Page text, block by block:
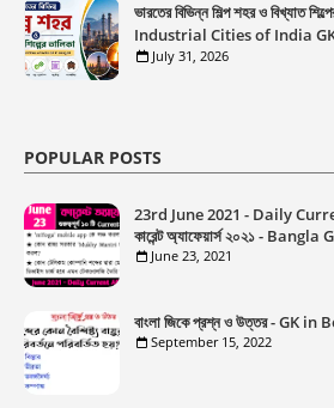
ভারতের বিভিন্ন শিল্প শহর ও বিখ্যাত
Industrial Cities of India
July 31, 2026
POPULAR POSTS
23rd June 2021 - Daily
কারেন্ট অ্যাফেয়ার্স ২০২১ -
June 23, 2021
বাংলা জিকে প্রশ্ন ও উত্তর - GK
September 15, 2022